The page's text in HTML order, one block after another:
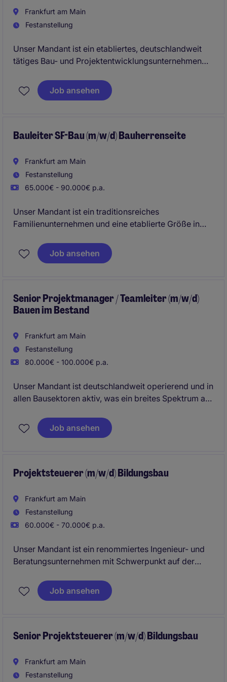
Frankfurt am Main
Festanstellung
Unser Mandant ist ein etabliertes, deutschlandweit
tätiges Bau- und Projektentwicklungsunternehmen
Hochbauprojekten. Das Unternehmen realisiert
komplexe Bauvorhaben für gewerbliche und
Es bietet langfristige Perspektiven, innovative
Entwicklungsmöglichkeiten.
Job ansehen
Bauleiter SF-Bau (m/w/d) Bauherrenseite
Frankfurt am Main
Festanstellung
65.000€ - 90.000€ p.a.
Unser Mandant ist ein traditionsreiches
Familienunternehmen und eine etablierte Größe in
das Unternehmen erfolgreich traditionelle Werte mit
modernen Arbeitsmethoden.
Job ansehen
Senior Projektmanager / Teamleiter (m/w/d)
Bauen im Bestand
Frankfurt am Main
Festanstellung
80.000€ - 100.000€ p.a.
Unser Mandant ist deutschlandweit operierend und in
allen Bausektoren aktiv, was ein breites Spektrum an
steht für stetige Progression und setzt stets auf die
neuesten Technologien und Methoden.
Job ansehen
Projektsteuerer (m/w/d) Bildungsbau
Frankfurt am Main
Festanstellung
60.000€ - 70.000€ p.a.
Unser Mandant ist ein renommiertes Ingenieur- und
Beratungsunternehmen mit Schwerpunkt auf der
Schulen, Hochschulen, Forschungseinrichtungen und
Bildungscampus-Projekte gehören zum festen
Job ansehen
Senior Projektsteuerer (m/w/d) Bildungsbau
Frankfurt am Main
Festanstellung